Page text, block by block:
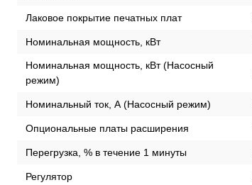
Лаковое покрытие печатных плат
Номинальная мощность, кВт
Номинальная мощность, кВт (Насосный
режим)
Номинальный ток, А (Насосный режим)
Опциональные платы расширения
Перегрузка, % в течение 1 минуты
Регулятор